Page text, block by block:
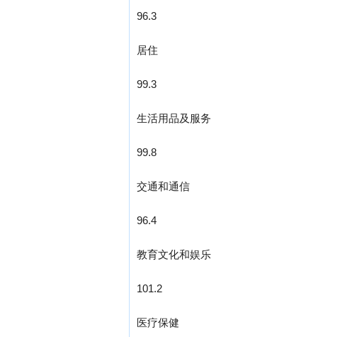
96.3
居住
99.3
生活用品及服务
99.8
交通和通信
96.4
教育文化和娱乐
101.2
医疗保健